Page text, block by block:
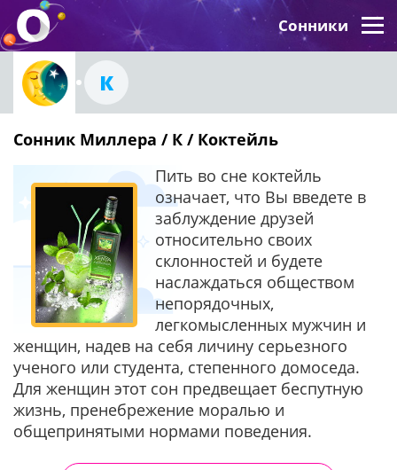
Сонники
К
Сонник Миллера / К / Коктейль
Пить во сне коктейль
означает, что Вы введете в
заблуждение друзей
относительно своих
склонностей и будете
наслаждаться обществом
непорядочных,
легкомысленных мужчин и
женщин, надев на себя личину серьезного
ученого или студента, степенного домоседа.
Для женщин этот сон предвещает беспутную
жизнь, пренебрежение моралью и
общепринятыми нормами поведения.